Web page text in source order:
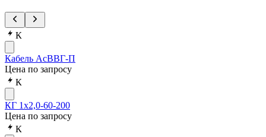
К
Кабель АсВВГ-П
Цена по запросу
К
КГ 1х2,0-60-200
Цена по запросу
К